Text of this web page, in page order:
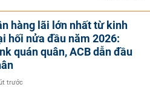
hàng lãi lớn nhất từ kinh
hối nửa đầu năm 2026:
quán quân, ACB dẫn đầu
trước